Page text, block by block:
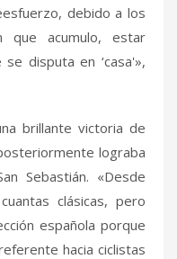
debido a los
que acumulo, estar
disputa en ‘casa'»,
brillante victoria de
lograba
Sebastián. «Desde
clásicas, pero
española porque
hacia ciclistas